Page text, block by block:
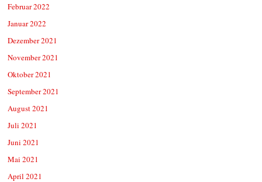
Februar 2022
Januar 2022
Dezember 2021
November 2021
Oktober 2021
September 2021
August 2021
Juli 2021
Juni 2021
Mai 2021
April 2021